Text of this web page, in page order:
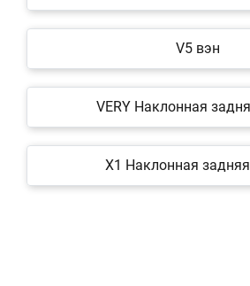
V5 вэн
VERY Наклонная
X1 Наклонная